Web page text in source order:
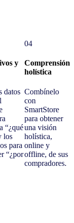
y
datos
“¿qué
los
para
“¿por
04
Comprensión
holística
Combínelo
con
SmartStore
para obtener
una visión
holística,
online y
offline, de sus
compradores.